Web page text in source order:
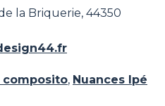
la Briquerie, 44350
, Nuances Ipé